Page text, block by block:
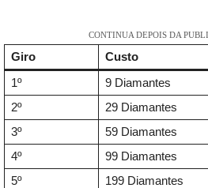
CONTINUA DEPOIS DA
Giro
Custo
1º
9 Diamantes
2º
29 Diamantes
3º
59 Diamantes
4º
99 Diamantes
5º
199 Diamantes